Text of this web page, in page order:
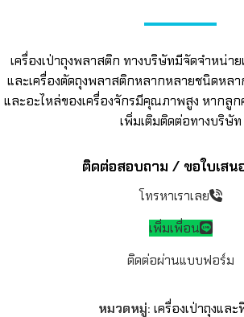
เครื่องเป่าถุงพลาสติก ทางบริษัทมีจัดจำหน่าย
และเครื่องตัดถุงพลาสติกหลากหลายชนิดหล
และอะไหล่ของเครื่องจักรมีคุณภาพสูง หากลูก
เพิ่มเติมติดต่อทางบริษัท
ติดต่อสอบถาม / ขอใบเสน
โทรหาเราเลย
เพิ่มเพื่อน
ติดต่อผ่านแบบฟอร์ม
หมวดหมู่: เครื่องเป่าถุงแล